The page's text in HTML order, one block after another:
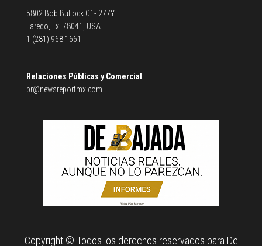
5802 Bob Bullock C1- 277Y
Laredo, Tx. 78041, USA
1 (281) 968 1661
Relaciones Públicas y Comercial
pr@newsreportmx.com
Copyright © Todos los derechos reservados para De